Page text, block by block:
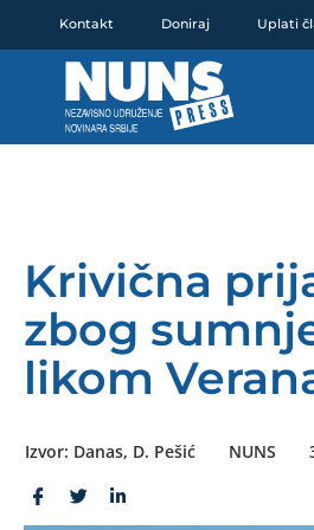
Kontakt Doniraj Uplati
Krivična
zbog
likom
Izvor: Danas, D. Pešić NUNS